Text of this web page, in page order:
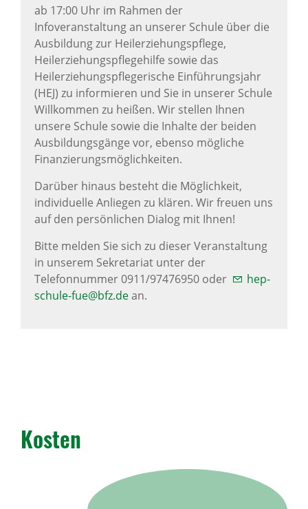
ab 17:00 Uhr im Rahmen der
Infoveranstaltung an unserer Schule über die
Ausbildung zur Heilerziehungspflege,
Heilerziehungspflegehilfe sowie das
Heilerziehungspflegerische Einführungsjahr
(HEJ) zu informieren und Sie in unserer Schule
Willkommen zu heißen. Wir stellen Ihnen
unsere Schule sowie die Inhalte der beiden
Ausbildungsgänge vor, ebenso mögliche
Finanzierungsmöglichkeiten.
Darüber hinaus besteht die Möglichkeit,
individuelle Anliegen zu klären. Wir freuen uns
auf den persönlichen Dialog mit Ihnen!
Bitte melden Sie sich zu dieser Veranstaltung
in unserem Sekretariat unter der
Telefonnummer 0911/97476950 oder
hep-
schule-fue@bfz.dean.
Kosten